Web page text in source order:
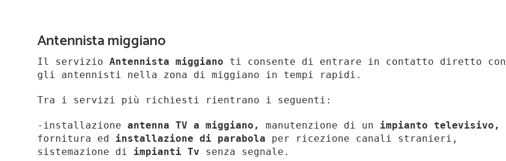
Antennista miggiano
Il servizio Antennista miggiano ti consente di entrare in contatto diretto con
gli antennisti nella zona di miggiano in tempi rapidi.
Tra i servizi più richiesti rientrano i seguenti:
-installazione antenna TV a miggiano, manutenzione di un impianto televisivo,
fornitura ed installazione di parabola per ricezione canali stranieri,
sistemazione di impianti Tv senza segnale.